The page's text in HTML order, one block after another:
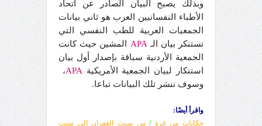
وبذلك يصبح البيان الصادر عن اتحاد
الأطباء النفسانيين العرب هو ثاني بيانات
الجمعيات العربية للطب النفسي التي
تستنكر بيان الـAPA المشين حيث كانت
الجمعية الأردنية سباقة بإصدار أول بيان
استنكار لبيان الجمعية الأمريكيةAPA،
وسوف ننشر تلك البيانات تباعا.
واقرأ أيضًا:
حكايات من غزة /من سبت الغفران إلى سبت